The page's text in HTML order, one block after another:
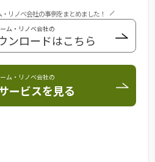
リノベ会社の事例をまとめました！
ム・リノベ会社の
ンロードはこちら
ム・リノベ会社の
ービスを見る